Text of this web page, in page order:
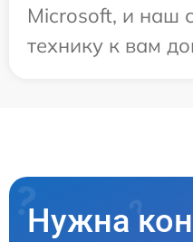
Microsoft, и наш
технику к вам
Нужна